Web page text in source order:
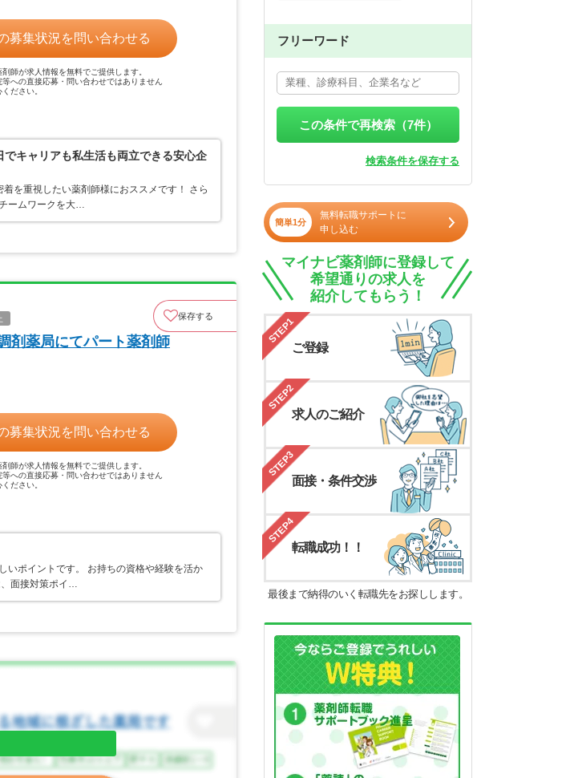
募集状況を問い合わせる
師が求人情報を無料でご提供します。
等への直接応募・問い合わせではありません
ださい。
キャリアも私生活も両立できる安心企
を重視したい薬剤師様におススメです！ さら
ームワークを大…
保存する
剤薬局にてパート薬剤師
募集状況を問い合わせる
師が求人情報を無料でご提供します。
等への直接応募・問い合わせではありません
ださい。
いポイントです。 お持ちの資格や経験を活か
、面接対策ポイ…
フリーワード
この条件で再検索（7件）
検索条件を保存する
簡単1分
無料転職サポートに
申し込む
マイナビ薬剤師に登録して
希望通りの求人を
紹介してもらう！
STEP1
ご登録
STEP2
求人のご紹介
STEP3
面接・条件交渉
STEP4
転職成功！！
最後まで納得のいく転職先をお探しします。